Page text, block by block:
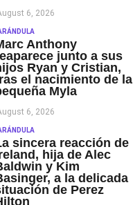
6, 2026
Anthony
junto a sus
Ryan y Cristian,
el nacimiento de la
Myla
6, 2026
sincera reacción de
hija de Alec
y Kim
a la delicada
de Perez